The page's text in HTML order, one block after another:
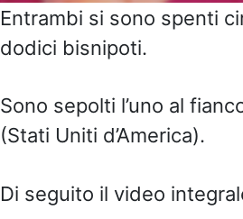
Entrambi si sono spenti
dodici bisnipoti.
Sono sepolti l’uno al
(Stati Uniti d’America).
Di seguito il video